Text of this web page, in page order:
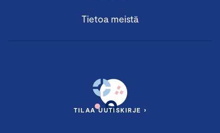
Tietoa meistä
TILAA UUTISKIRJE ›